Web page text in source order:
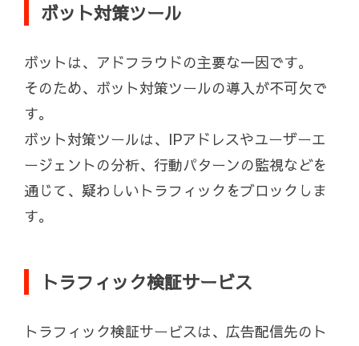
ボット対策ツール
ボットは、アドフラウドの主要な一因です。
そのため、ボット対策ツールの導入が不可欠で
す。
ボット対策ツールは、IPアドレスやユーザーエ
ージェントの分析、行動パターンの監視などを
通じて、疑わしいトラフィックをブロックしま
す。
トラフィック検証サービス
トラフィック検証サービスは、広告配信先のト